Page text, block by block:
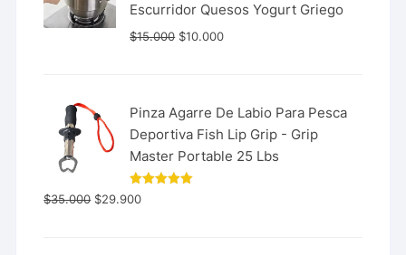
Escurridor Quesos Yogurt Griego
$15.000 $10.000
Pinza Agarre De Labio Para Pesca
Deportiva Fish Lip Grip - Grip
Master Portable 25 Lbs
Valorado
con
$35.000 $29.900